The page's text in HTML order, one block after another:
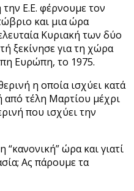
Ε.Ε. φέρνουμε τον
και μια ώρα
Κυριακή των δύο
ξεκίνησε για τη χώρα
Ευρώπη, το 1975.
η οποία ισχύει κατά
από τέλη Μαρτίου μέχρι
που ισχύει την
ώρα και γιατί
Ας πάρουμε τα